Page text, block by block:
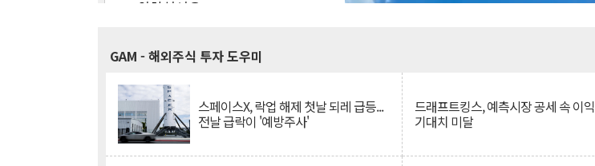
GAM - 해외주식 투자 도우미
스페이스X, 락업 해제 첫날 되레 급등...
전날 급락이 '예방주사'
드래프트킹스, 예측시장 공세 속 이익
기대치 미달